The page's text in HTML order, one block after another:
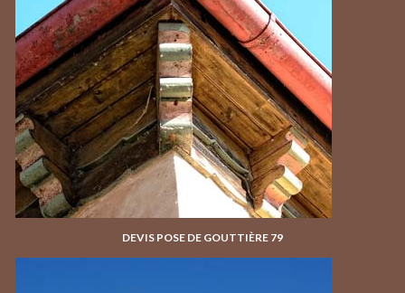
DEVIS POSE DE GOUTTIÈRE 79